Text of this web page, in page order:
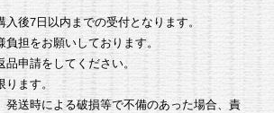
入後7日以内までの受付となります。
負担をお願いしております。
申請をしてください。
ます。
発送時による破損等で不備のあった場合、責